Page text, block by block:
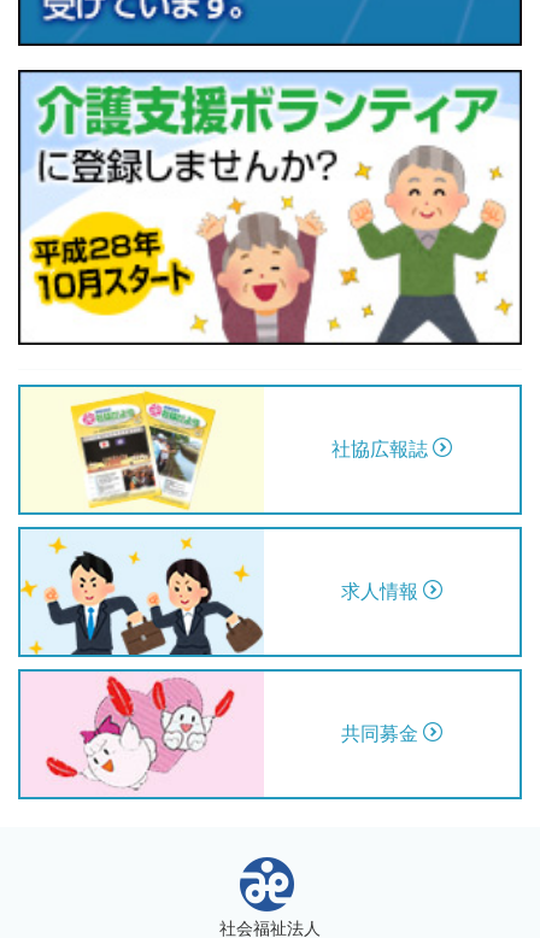
社協広報誌
求人情報
共同募金
社会福祉法人